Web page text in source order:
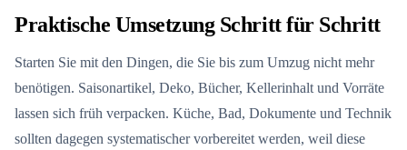
Praktische Umsetzung Schritt für Schritt
Starten Sie mit den Dingen, die Sie bis zum Umzug nicht mehr
benötigen. Saisonartikel, Deko, Bücher, Kellerinhalt und Vorräte
lassen sich früh verpacken. Küche, Bad, Dokumente und Technik
sollten dagegen systematischer vorbereitet werden, weil diese